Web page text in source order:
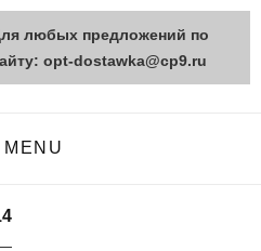
MENU
любых предложений по
opt-dostawka@cp9.ru